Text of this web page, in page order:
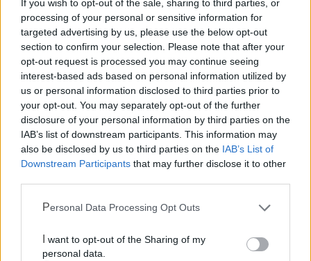
If you wish to opt-out of the sale, sharing to third parties, or
processing of your personal or sensitive information for
targeted advertising by us, please use the below opt-out
section to confirm your selection. Please note that after your
opt-out request is processed you may continue seeing
interest-based ads based on personal information utilized by
us or personal information disclosed to third parties prior to
your opt-out. You may separately opt-out of the further
disclosure of your personal information by third parties on the
IAB’s list of downstream participants. This information may
also be disclosed by us to third parties on the IAB’s List of
Downstream Participants that may further disclose it to other
Personal Data Processing Opt Outs
personal data.